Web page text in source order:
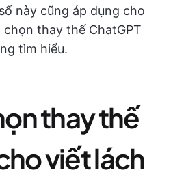
này cũng áp dụng cho
thay thế ChatGPT
tìm hiểu.
thay thế
viết lách